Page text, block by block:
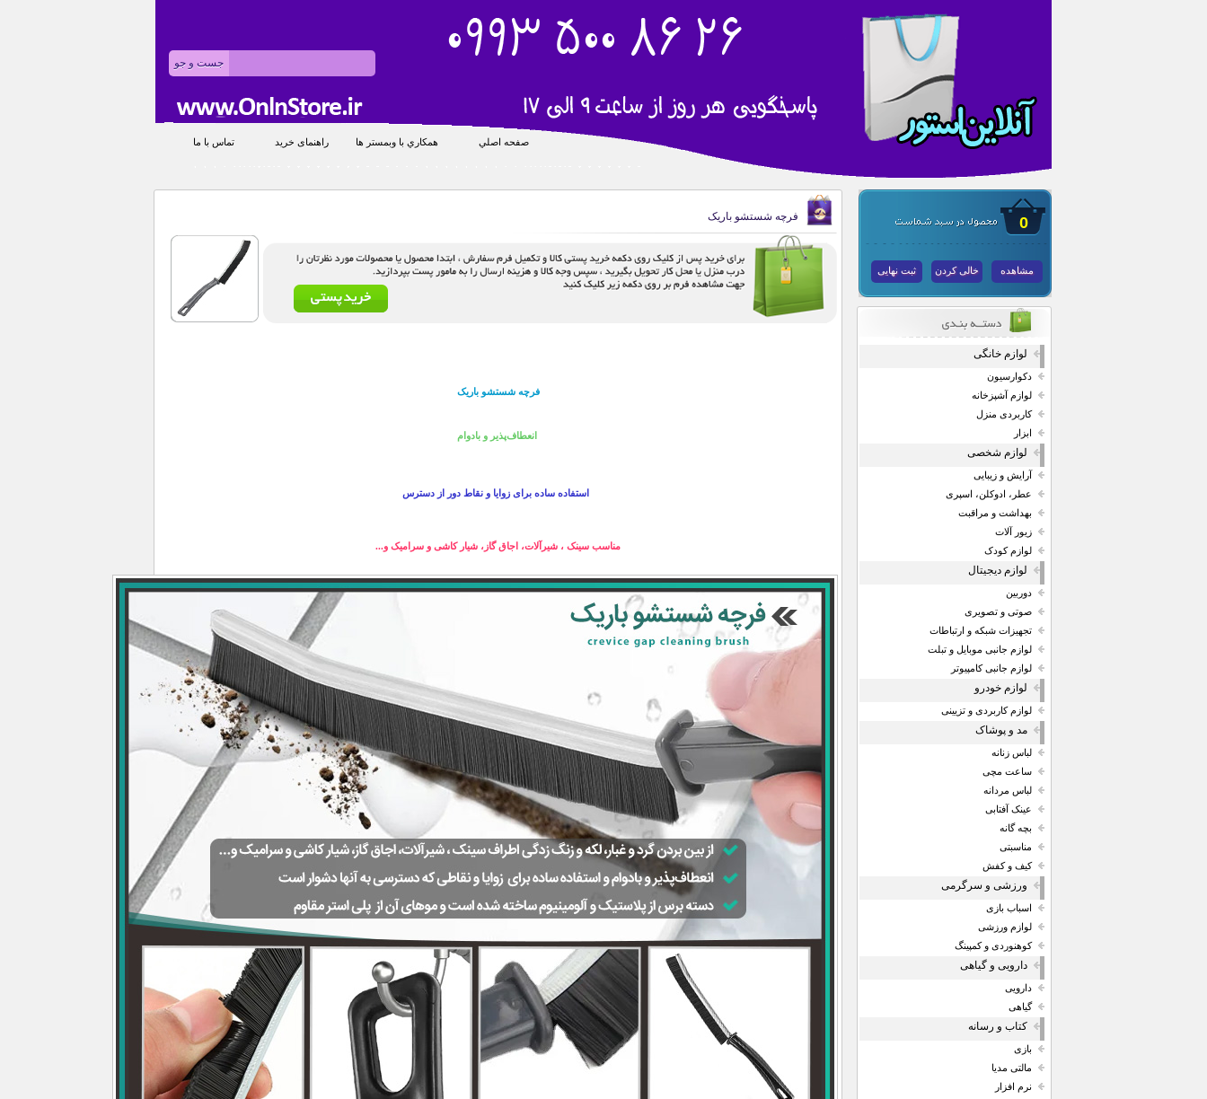
صفحه اصلي همکاري با وبمستر ها راهنمای خرید تماس با ما
0
مشاهده خالی کردن ثبت نهایی
لوازم خانگی
دکوارسیون
لوازم آشپزخانه
کاربردی منزل
ابزار
لوازم شخصی
آرایش و زیبایی
عطر، ادوکلن، اسپری
بهداشت و مراقبت
زیور آلات
لوازم کودک
لوازم دیجیتال
دوربین
صوتی و تصویری
تجهیزات شبکه و ارتباطات
لوازم جانبی موبایل و تبلت
لوازم جانبی کامپیوتر
لوازم خودرو
لوازم کاربردی و تزیینی
مد و پوشاک
لباس زنانه
ساعت مچی
لباس مردانه
عینک آفتابی
بچه گانه
مناسبتی
کیف و کفش
ورزشی و سرگرمی
اسباب بازی
لوازم ورزشی
کوهنوردی و کمپینگ
دارویی و گیاهی
دارویی
گیاهی
کتاب و رسانه
بازی
مالتی مدیا
نرم افزار
فرچه شستشو باریک
فرچه شستشو باریک
انعطاف‌پذیر و بادوام
استفاده ساده برای زوایا و نقاط دور از دسترس
مناسب سینک ، شیرآلات، اجاق گاز، شیار کاشی و سرامیک و...